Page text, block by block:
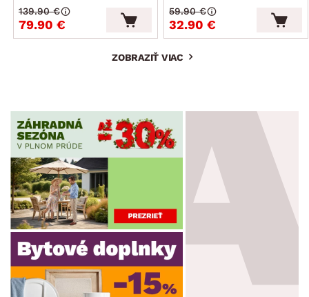
79.90 €
139.90 €
32.90 €
59.90 €
ZOBRAZIŤ VIAC